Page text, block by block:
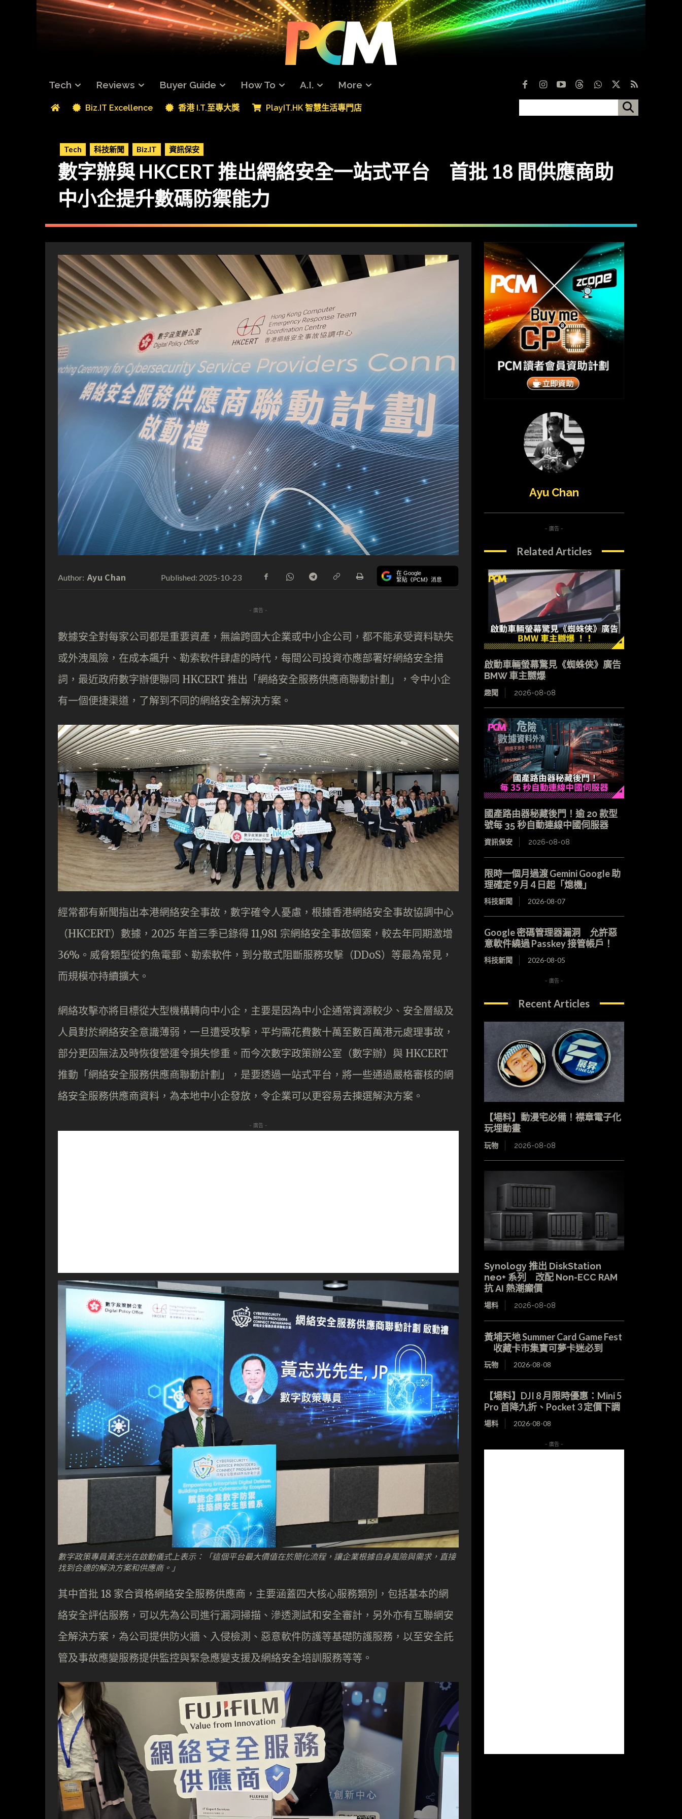
Tech Reviews Buyer Guide How To A.I. More
Biz.IT Excellence 香港 I.T.至專大獎 PlayIT.HK 智慧生活專門店
Tech 科技新聞 Biz.IT 資訊保安
數字辦與 HKCERT 推出網絡安全一站式平台 首批 18 間供應商助
中小企提升數碼防禦能力
Author: Ayu Chan Published: 2025-10-23 在 Google
緊貼《PCM》消息
- 廣告 -
數據安全對每家公司都是重要資產，無論跨國大企業或中小企公司，都不能承受資料缺失
或外洩風險，在成本飆升、勒索軟件肆虐的時代，每間公司投資亦應部署好網絡安全措
詞，最近政府數字辦便聯同 HKCERT 推出「網絡安全服務供應商聯動計劃」，令中小企
有一個便捷渠道，了解到不同的網絡安全解決方案。
經常都有新聞指出本港網絡安全事故，數字確令人憂慮，根據香港網絡安全事故協調中心
（HKCERT）數據，2025 年首三季已錄得 11,981 宗網絡安全事故個案，較去年同期激增
36%。威脅類型從釣魚電郵、勒索軟件，到分散式阻斷服務攻擊（DDoS）等最為常見，
而規模亦持續擴大。
網絡攻擊亦將目標從大型機構轉向中小企，主要是因為中小企通常資源較少、安全層級及
人員對於網絡安全意識薄弱，一旦遭受攻擊，平均需花費數十萬至數百萬港元處理事故，
部分更因無法及時恢復營運令損失慘重。而今次數字政策辦公室（數字辦）與 HKCERT
推動「網絡安全服務供應商聯動計劃」，是要透過一站式平台，將一些通過嚴格審核的網
絡安全服務供應商資料，為本地中小企發放，令企業可以更容易去揀選解決方案。
- 廣告 -
數字政策專員黃志光在啟動儀式上表示：「這個平台最大價值在於簡化流程，讓企業根據自身風險與需求，直接
找到合適的解決方案和供應商。」
其中首批 18 家合資格網絡安全服務供應商，主要涵蓋四大核心服務類別，包括基本的網
絡安全評估服務，可以先為公司進行漏洞掃描、滲透測試和安全審計，另外亦有互聯網安
全解決方案，為公司提供防火牆、入侵檢測、惡意軟件防護等基礎防護服務，以至安全託
管及事故應變服務提供監控與緊急應變支援及網絡安全培訓服務等等。
Ayu Chan
- 廣告 -
Related Articles
啟動車輛螢幕驚見《蜘蛛俠》廣告
BMW 車主嬲爆
趣聞 2026-08-08
國產路由器秘藏後門！逾 20 款型
號每 35 秒自動連線中國伺服器
資訊保安 2026-08-08
限時一個月過渡 Gemini Google 助
理確定 9 月 4 日起「熄機」
科技新聞 2026-08-07
Google 密碼管理器漏洞 允許惡
意軟件繞過 Passkey 接管帳戶！
科技新聞 2026-08-05
- 廣告 -
Recent Articles
【場料】動漫宅必備！襟章電子化
玩埋動畫
玩物 2026-08-08
Synology 推出 DiskStation
neo+ 系列 改配 Non-ECC RAM
抗 AI 熱潮癲價
場料 2026-08-08
黃埔天地 Summer Card Game Fest
收藏卡市集寶可夢卡迷必到
玩物 2026-08-08
【場料】DJI 8 月限時優惠：Mini 5
Pro 首降九折、Pocket 3 定價下調
場料 2026-08-08
- 廣告 -